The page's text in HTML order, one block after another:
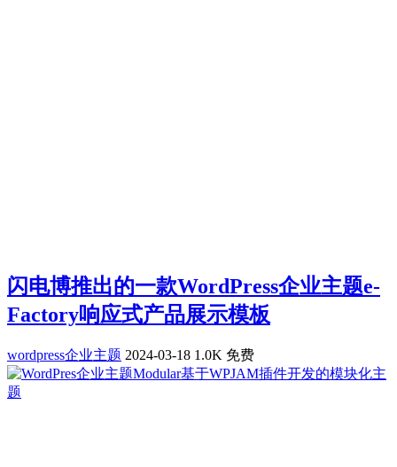
闪电博推出的一款WordPress企业主题e-
Factory响应式产品展示模板
wordpress企业主题 2024-03-18 1.0K 免费